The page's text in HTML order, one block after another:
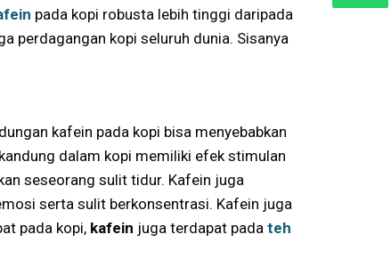
pada kopi robusta lebih tinggi daripada
perdagangan kopi seluruh dunia. Sisanya
kafein pada kopi bisa menyebabkan
dalam kopi memiliki efek stimulan
seseorang sulit tidur. Kafein juga
serta sulit berkonsentrasi. Kafein juga
pada kopi, kafein juga terdapat pada teh